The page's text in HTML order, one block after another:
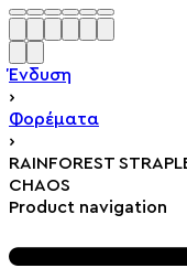
Ένδυση
›
Φορέματα
›
RAINFOREST
CHAOS
Product navigation